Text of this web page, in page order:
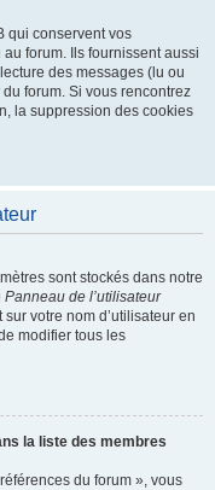
qui conservent vos
forum. Ils fournissent aussi
des messages (lu ou
forum. Si vous rencontrez
la suppression des cookies
sont stockés dans notre
Panneau de l’utilisateur
votre nom d’utilisateur en
modifier tous les
la liste des membres
du forum », vous